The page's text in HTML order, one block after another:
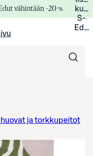
vähintään –20 %
S-
ja torkkupeitot